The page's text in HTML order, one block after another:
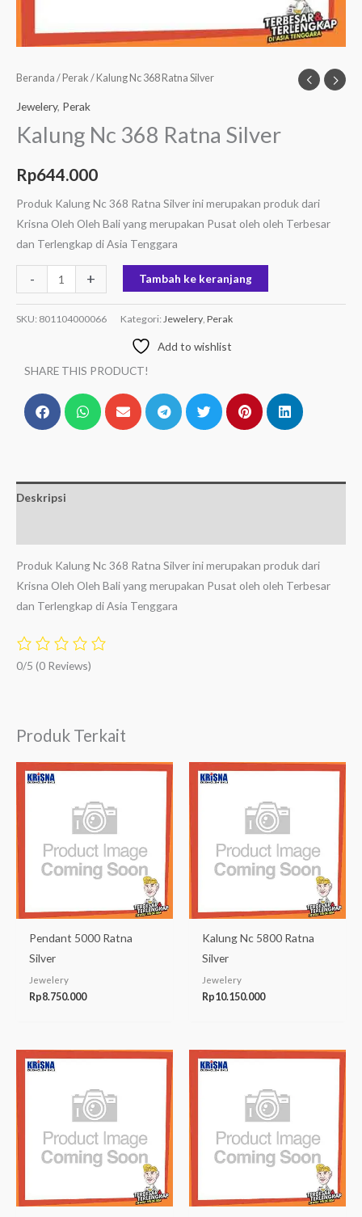
Beranda / Perak / Kalung Nc 368 Ratna Silver
Jewelery, Perak
Kalung Nc 368 Ratna Silver
Rp644.000
Produk Kalung Nc 368 Ratna Silver ini merupakan produk dari
Krisna Oleh Oleh Bali yang merupakan Pusat oleh oleh Terbesar
dan Terlengkap di Asia Tenggara
- + Tambah ke keranjang
SKU: 801104000066 Kategori: Jewelery Perak
Add to wishlist
SHARE THIS PRODUCT!
Deskripsi
Produk Kalung Nc 368 Ratna Silver ini merupakan produk dari
Krisna Oleh Oleh Bali yang merupakan Pusat oleh oleh Terbesar
dan Terlengkap di Asia Tenggara
0/5 (0 Reviews)
Produk Terkait
Pendant 5000 Ratna
Silver
Jewelery
Rp8.750.000
Kalung Nc 5800 Ratna
Silver
Jewelery
Rp10.150.000